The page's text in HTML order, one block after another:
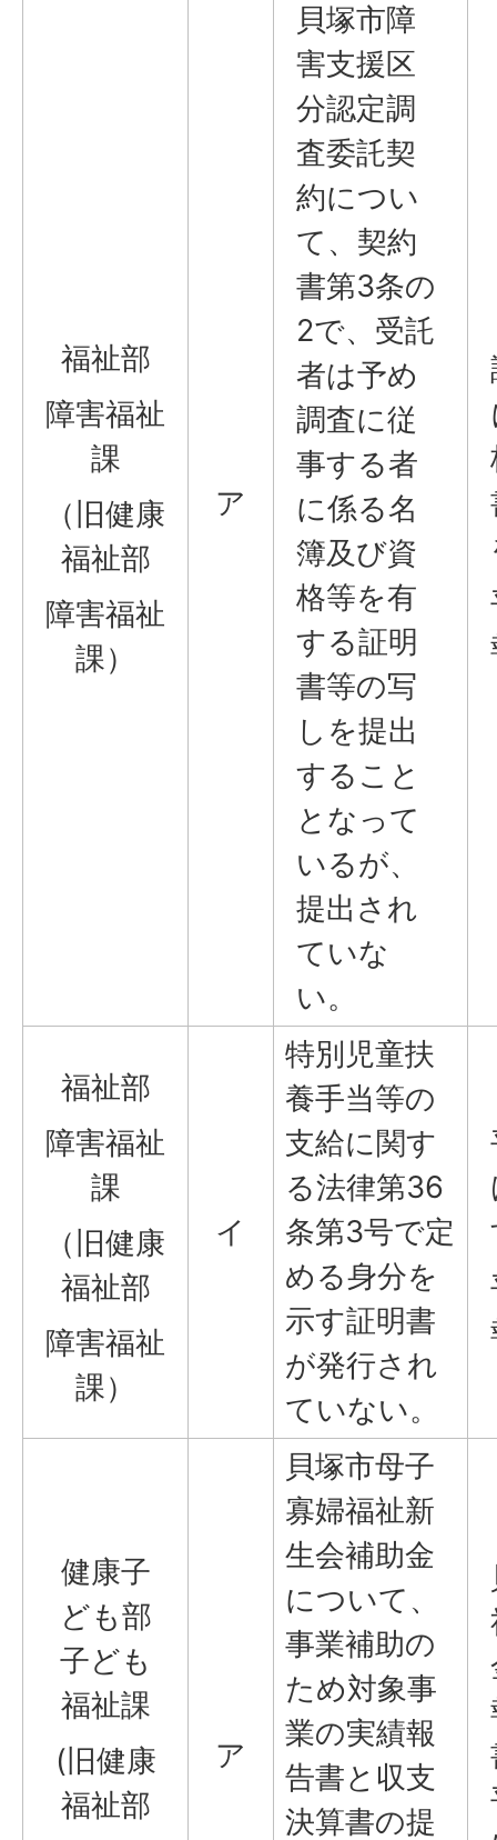
福祉部
障害福祉
課
（旧健康
福祉部
障害福祉
課）
ア
貝塚市障
害支援区
分認定調
査委託契
約につい
て、契約
書第3条の
2で、受託
者は予め
調査に従
事する者
に係る名
簿及び資
格等を有
する証明
書等の写
しを提出
すること
となって
いるが、
提出され
ていな
い。
福祉部
障害福祉
課
（旧健康
福祉部
障害福祉
課）
イ
特別児童扶
養手当等の
支給に関す
る法律第36
条第3号で定
める身分を
示す証明書
が発行され
ていない。
健康子
ども部
子ども
福祉課
(旧健康
福祉部
ア
貝塚市母子
寡婦福祉新
生会補助金
について、
事業補助の
ため対象事
業の実績報
告書と収支
決算書の提